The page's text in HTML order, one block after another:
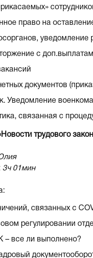
право на
уведомление
с
документов
Уведомление
связанная с
трудового
3ч 01мин
связанных с
регулировании
– все ли выполнено?